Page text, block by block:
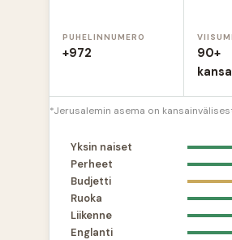
PUHELINNUMERO
+972
90+
*Jerusalemin asema on
Yksin naiset
Perheet
Budjetti
Ruoka
Liikenne
Englanti